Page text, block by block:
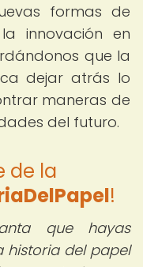
formas de
innovación en
que la
dejar atrás lo
maneras de
del futuro.
de la
!
que hayas
historia del papel